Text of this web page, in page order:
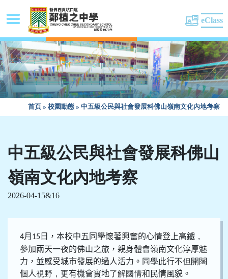
eClass
首頁 » 校園動態 » 中五級公民與社會發展科佛山嶺南文化內地考察
中五級公民與社會發展科佛山
嶺南文化內地考察
2026-04-15&16
4月 15 日，本校中五同學懷著興奮的心情登上高鐵 ，
參加兩天一夜的佛山之旅，親身體會嶺南文化淳厚魅
力，並感受城市發展的過人活力。 同學此行不但開闊
個人視野，更有機會實地了解國情和民情風貌 。